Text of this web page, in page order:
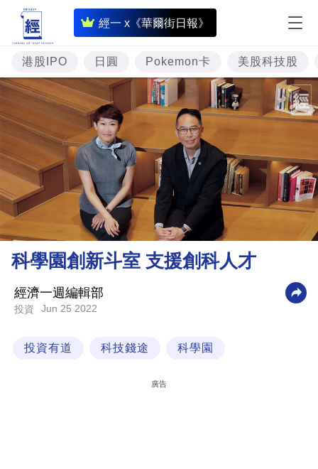
經一 x《華爾街日報》
即
時
財
經
題
投
資
樓
市
理
財
商
業
港股IPO 日圓 Pokemon卡 美股科技股
科學園創新斗室 支援創科人才
經濟一週編輯部
投資 Jun 25 2022
投資有道 科技錢途 科學園
廣告